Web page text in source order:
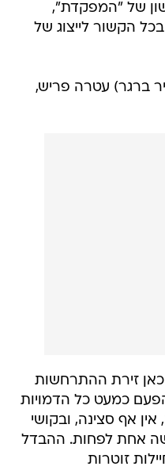
הראשון של "המפקדת",
הקשור לייצוג של
ברגר) עטרה פריש,
זירת ההתרחשות
כמעט כל הדמויות
אף סצינה, ובקושי
אחת לפחות. ההבדל
זוטרות